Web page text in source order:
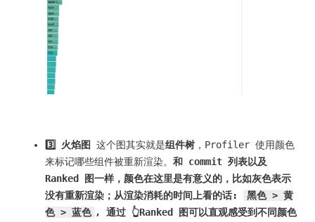
3️⃣ 火焰图 这个图其实就是组件树 ，Profiler 使用颜色
来标记哪些组件被重新渲染。 和 commit 列表以及
Ranked 图一样，颜色在这里是有意义的，比如灰色表示
没有重新渲染；从渲染消耗的时间上看的话:
黑色 > 黄
色 > 蓝色 , 通过 👆Ranked 图可以直观感受到不同颜色